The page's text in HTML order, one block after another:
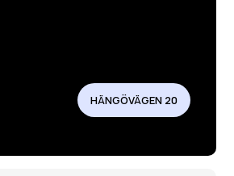
HÄNGÖVÄGEN 20